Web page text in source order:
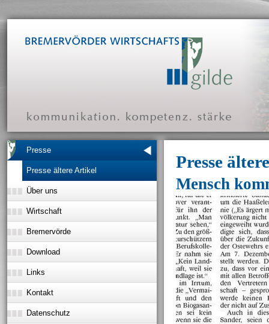
Presse
Mensch
Presse
Presse ältere Artikel
Über uns
Wirtschaft
Bremervörde
Download
Links
Kontakt
Datenschutz